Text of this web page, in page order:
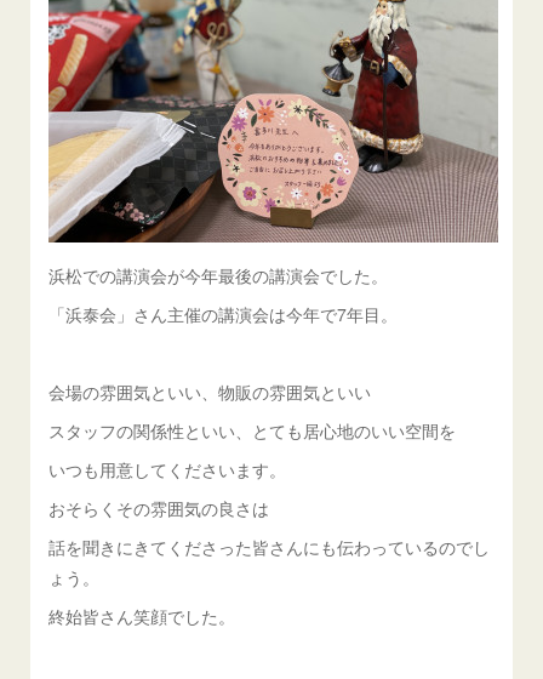
浜松での講演会が今年最後の講演会でした。
「浜泰会」さん主催の講演会は今年で7年目。
会場の雰囲気といい、物販の雰囲気といい
スタッフの関係性といい、とても居心地のいい空間を
いつも用意してくださいます。
おそらくその雰囲気の良さは
話を聞きにきてくださった皆さんにも伝わっているのでし
ょう。
終始皆さん笑顔でした。